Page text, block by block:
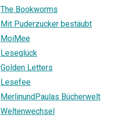
The Bookworms
Mit Puderzucker bestäubt
MoiMee
Leseglück
Golden Letters
Lesefee
MerlinundPaulas Bücherwelt
Weltenwechsel